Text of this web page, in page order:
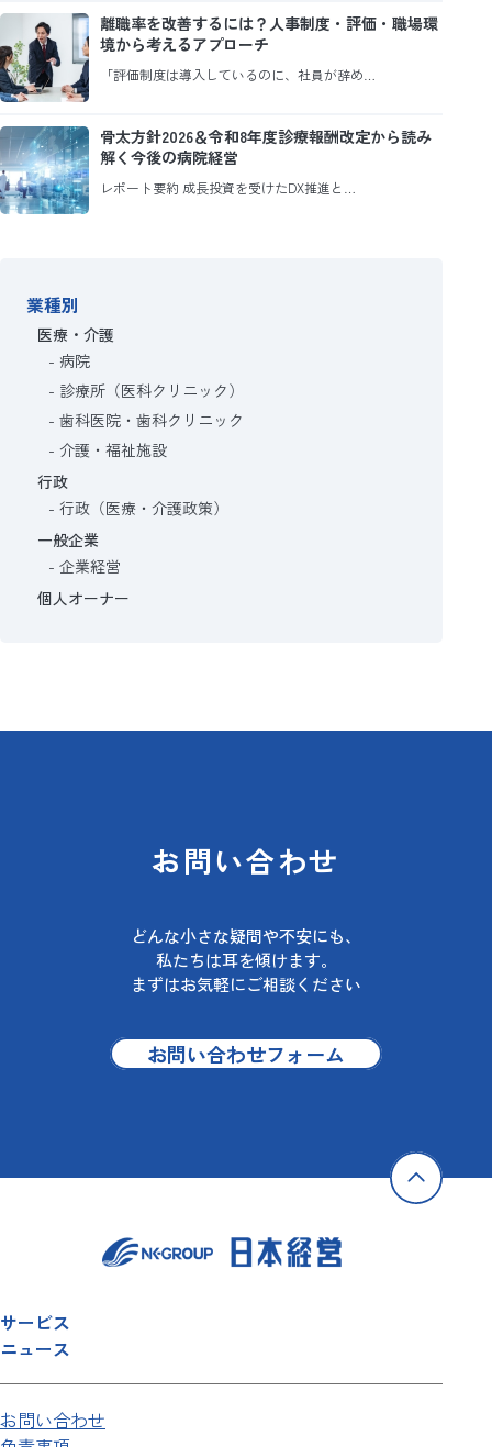
離職率を改善するには？人事制度・評価・職場環
境から考えるアプローチ
「評価制度は導入しているのに、社員が辞め…
骨太方針2026＆令和8年度診療報酬改定から読み
解く今後の病院経営
レポート要約 成長投資を受けたDX推進と…
業種別
医療・介護
病院
診療所（医科クリニック）
歯科医院・歯科クリニック
介護・福祉施設
行政
行政（医療・介護政策）
一般企業
企業経営
個人オーナー
お問い合わせ
どんな小さな疑問や不安にも、
私たちは耳を傾けます。
まずはお気軽にご相談ください
お問い合わせフォーム
サービス
ニュース
お問い合わせ